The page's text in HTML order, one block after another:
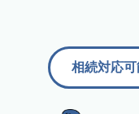
相続対応